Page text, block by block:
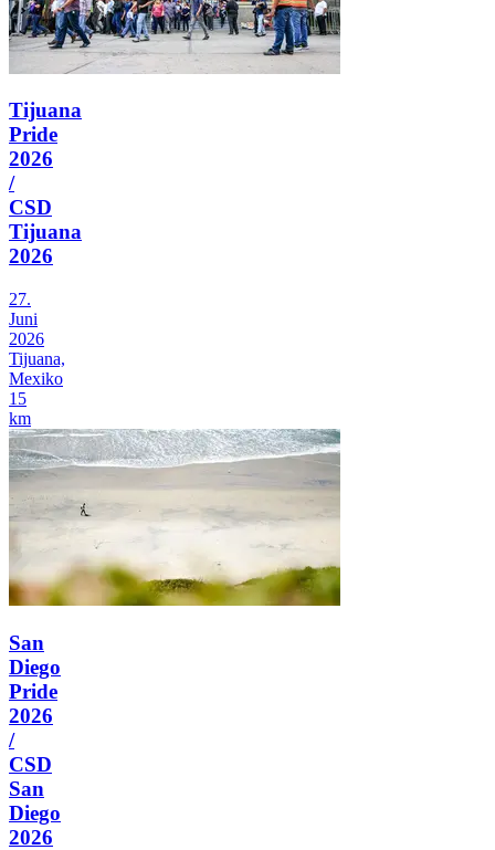
Tijuana
Pride
2026
/
CSD
Tijuana
2026
27.
Juni
2026
Tijuana,
Mexiko
15
km
San
Diego
Pride
2026
/
CSD
San
Diego
2026